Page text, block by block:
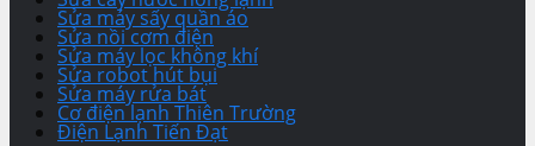
Sửa máy sấy quần áo
Sửa nồi cơm điện
Sửa máy lọc không khí
Sửa robot hút bụi
Sửa máy rửa bát
Cơ điện lạnh Thiên Trường
Điện Lạnh Tiến Đạt